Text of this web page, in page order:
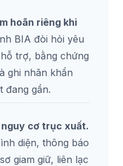
hoãn riêng khi
BIA đòi hỏi yêu
trợ, bằng chứng
ghi nhãn khẩn
đang gần.
nguy cơ trục xuất.
diện, thông báo
giam giữ, liên lạc